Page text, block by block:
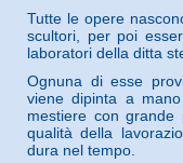
Tutte le opere
scultori, per poi
laboratori della ditta
Ognuna di esse
viene dipinta a
mestiere con grande
qualità della
dura nel tempo.